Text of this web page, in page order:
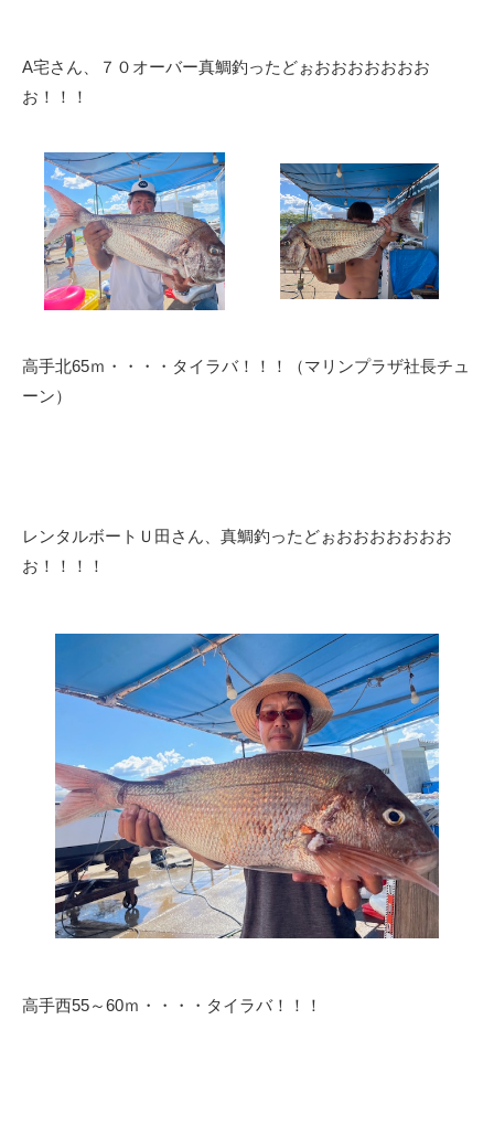
A宅さん、７０オーバー真鯛釣ったどぉおおおおおおお
お！！！
高手北65ｍ・・・・タイラバ！！！（マリンプラザ社長チュ
ーン）
レンタルボートＵ田さん、真鯛釣ったどぉおおおおおおお
お！！！！
高手西55～60ｍ・・・・タイラバ！！！